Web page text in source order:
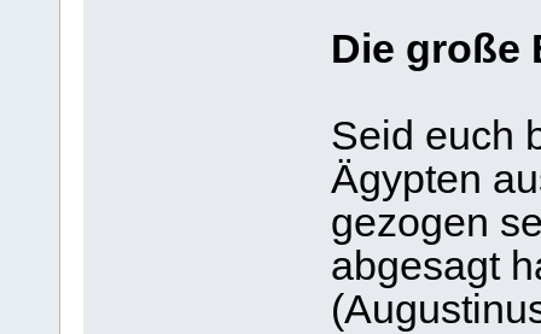
Die große
Seid euch
Ägypten
gezogen
abgesagt